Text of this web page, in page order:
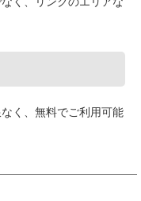
く、無料でご利用可能